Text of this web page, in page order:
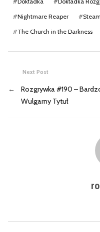
#Nightmare Reaper #
#The Church in the Darkness
Next Post
←
Rozgrywka #190 –
Wulgarny Tytuł